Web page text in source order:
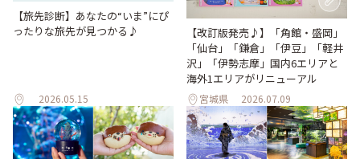
【旅先診断】あなたの“いま”にぴ
ったりな旅先が見つかる♪
2026.05.15
【改訂版発売♪】「角館・盛岡」
「仙台」「鎌倉」「伊豆」「軽井
沢」「伊勢志摩」国内6エリアと
海外1エリアがリニューアル
宮城県 2026.07.09